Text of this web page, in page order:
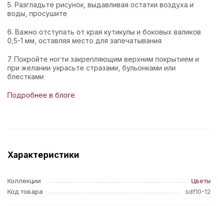
5. Разгладьте рисунок, выдавливая остатки воздуха и
воды, просушите
6. Важно отступать от края кутикулы и боковых валиков
0,5-1 мм, оставляя место для запечатывания
7. Покройте ногти закрепляющим верхним покрытием и
при желании украсьте стразами, бульонками или
блестками
Подробнее в блоге
Характеристики
Коллекции
Цветы
Код товара
sdf10-12